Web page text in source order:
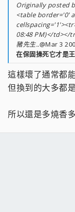
Originally posted
<table border='0'
08:48 PM)</td></
豬先生..@Mar 3
在保固操死它才是
這樣壞了通常都
但換到的大多都
所以還是多燒香